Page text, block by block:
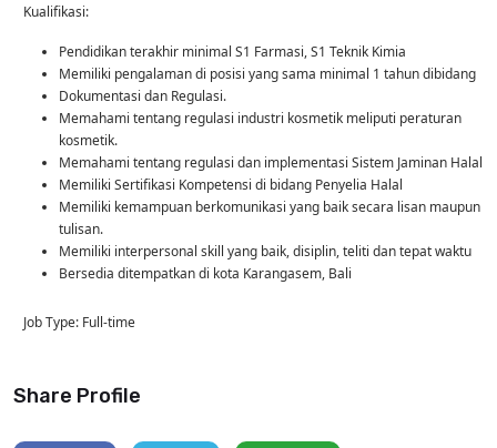
Kualifikasi:
Pendidikan terakhir minimal S1 Farmasi, S1 Teknik Kimia
Memiliki pengalaman di posisi yang sama minimal 1 tahun dibidang
Dokumentasi dan Regulasi.
Memahami tentang regulasi industri kosmetik meliputi peraturan
kosmetik.
Memahami tentang regulasi dan implementasi Sistem Jaminan Halal
Memiliki Sertifikasi Kompetensi di bidang Penyelia Halal
Memiliki kemampuan berkomunikasi yang baik secara lisan maupun
tulisan.
Memiliki interpersonal skill yang baik, disiplin, teliti dan tepat waktu
Bersedia ditempatkan di kota Karangasem, Bali
Job Type: Full-time
Share Profile